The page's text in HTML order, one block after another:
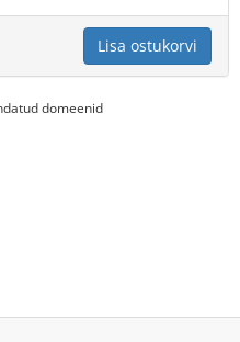
Lisa ostukorvi
domeenid